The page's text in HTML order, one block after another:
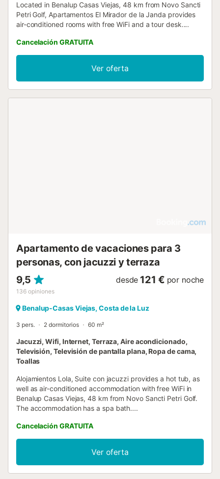
Located in Benalup Casas Viejas, 48 km from Novo Sancti
Petri Golf, Apartamentos El Mirador de la Janda provides
air-conditioned rooms with free WiFi and a tour desk....
Cancelación GRATUITA
Ver oferta
Apartamento de vacaciones para 3
personas, con jacuzzi y terraza
9,5
136 opiniones
desde 121 € por noche
Benalup-Casas Viejas, Costa de la Luz
3 pers. 2 dormitorios 60 m²
Jacuzzi, Wifi, Internet, Terraza, Aire acondicionado,
Televisión, Televisión de pantalla plana, Ropa de cama,
Toallas
Alojamientos Lola, Suite con jacuzzi provides a hot tub, as
well as air-conditioned accommodation with free WiFi in
Benalup Casas Viejas, 48 km from Novo Sancti Petri Golf.
The accommodation has a spa bath....
Cancelación GRATUITA
Ver oferta